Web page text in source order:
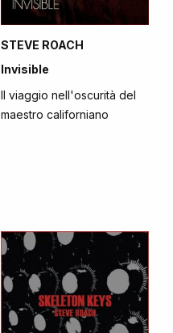
STEVE ROACH
Invisible
Il viaggio nell'oscurità del
maestro californiano